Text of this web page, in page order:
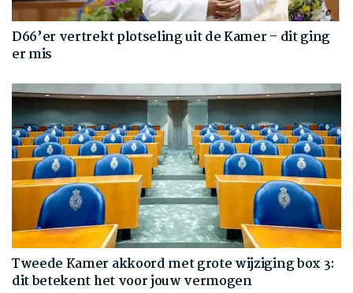
D66’er vertrekt plotseling uit de Kamer – dit ging
er mis
Tweede Kamer akkoord met grote wijziging box 3:
dit betekent het voor jouw vermogen